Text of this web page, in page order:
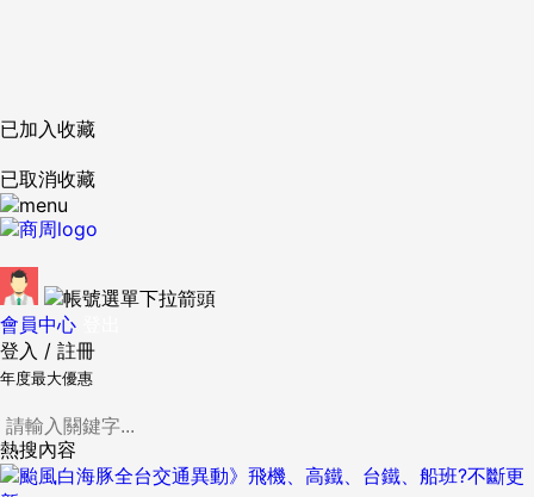
已加入收藏
已取消收藏
會員中心
登入 / 註冊
年度最大優惠
熱搜內容